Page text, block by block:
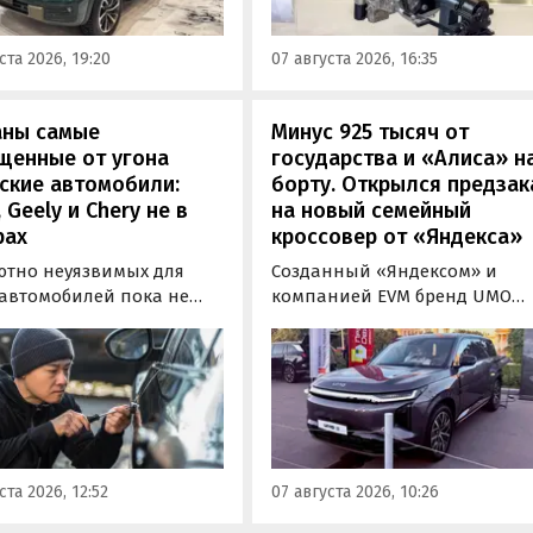
и получили
типа
средства (ОТТС).
2026, 19:20
новинкой на выставке
«Иннопром» в
07 августа 2026, 16:35
самые
от угона
автомобили:
Geely и Chery не в
неуязвимых для
пока не
больше
Из китайских
сегодня
модели Li и BYD,
в эфире радио РБК
федерального
2026, 12:52
Минус 925 тысяч от
государства и «Алиса»
борту. Открылся
на новый семейный
кроссовер от «Яндекса»
Созданный «Яндексом» и
компанией EVM бренд UMO
на свою вторую модель
- полноразмерный
кроссовер UMO 8 с полным
приводом. Его уже можно
заказать в двух версиях: Max
5 915 000 рублей и Ultra за 6
000 рублей без учета
07 августа 2026, 10:26